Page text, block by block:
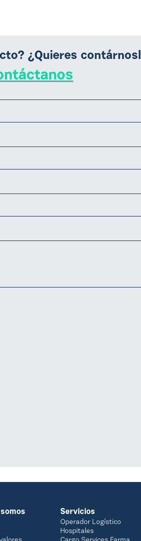
¿Quieres
Servicios
Operador Logístico
Hospitales